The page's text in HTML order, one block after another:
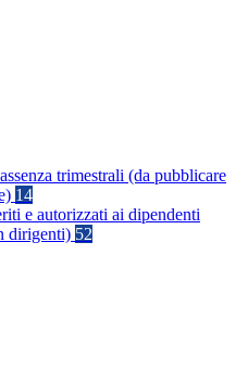
trimestrali (da pubblicare
14
e autorizzati ai dipendenti
dirigenti) 52